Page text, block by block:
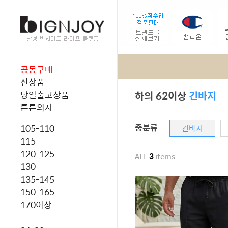
공동구매
신상품
당일출고상품
튼튼의자
105-110
115
120-125
130
135-145
150-165
170이상
하의 62이상긴바지
중분류 긴바지
ALL3items